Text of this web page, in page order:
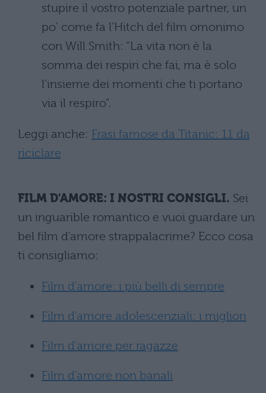
stupire il vostro potenziale partner, un
po' come fa l'Hitch del film omonimo
con Will Smith: “La vita non è la
somma dei respiri che fai, ma è solo
l'insieme dei momenti che ti portano
via il respiro”.
Leggi anche: Frasi famose da Titanic: 11 da
riciclare
FILM D'AMORE: I NOSTRI CONSIGLI. Sei
un inguarible romantico e vuoi guardare un
bel film d'amore strappalacrime? Ecco cosa
ti consigliamo:
Film d'amore: i più belli di sempre
Film d'amore adolescenziali: i migliori
Film d'amore per ragazze
Film d'amore non banali